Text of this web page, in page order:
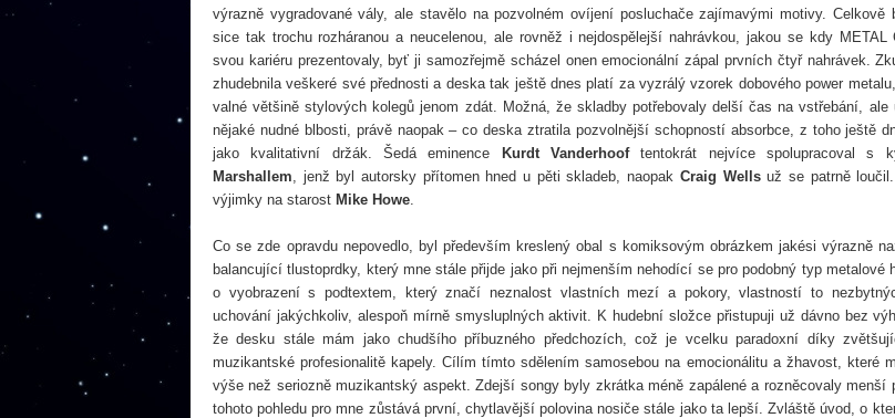
výrazně vygradované vály, ale stavělo na pozvolném ovíjení posluchače zajímavými motivy. Celkově
sice tak trochu rozháranou a neucelenou, ale rovněž i nejdospělejší nahrávkou, jakou se kdy METAL
svou kariéru prezentovaly, byť ji samozřejmě scházel onen emocionální zápal prvních čtyř nahrávek.
zhudebnila veškeré své přednosti a deska tak ještě dnes platí za vyzrálý vzorek dobového power
valné většině stylových kolegů jenom zdát. Možná, že skladby potřebovaly delší čas na vstřebání, ale
nějaké nudné blbosti, právě naopak – co deska ztratila pozvolnější schopností absorbce, z toho ještě
jako kvalitativní držák. Šedá eminence
Kurdt Vanderhooftentokrát nejvíce spolupracoval s
Marshallem, jenž byl autorsky přítomen hned u pěti skladeb, naopak Craig Wellsuž se patrně
výjimky na starost Mike Howe.
Co se zde opravdu nepovedlo, byl především kreslený obal s komiksovým obrázkem jakési výrazně
balancující tlustoprdky, který mne stále přijde jako při nejmenším nehodící se pro podobný typ metalové
o vyobrazení s podtextem, který značí neznalost vlastních mezí a pokory, vlastností to
uchování jakýchkoliv, alespoň mírně smysluplných aktivit. K hudební složce přistupuji už dávno bez
že desku stále mám jako chudšího příbuzného předchozích, což je vcelku paradoxní díky
muzikantské profesionalitě kapely. Cílím tímto sdělením samosebou na emocionálitu a žhavost, které
výše než seriozně muzikantský aspekt. Zdejší songy byly zkrátka méně zapálené a rozněcovaly menší
tohoto pohledu pro mne zůstává první, chytlavější polovina nosiče stále jako ta lepší. Zvláště úvod, o